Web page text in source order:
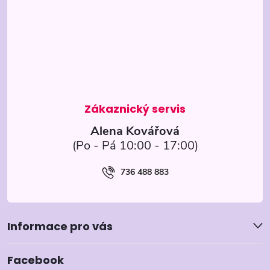
Alena Kovářová
736 488 883
Informace pro vás
Facebook